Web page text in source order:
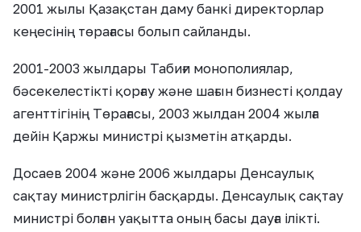
2001 жылы Қазақстан даму банкі директорлар
кеңесінің төрағасы болып сайланды.
2001-2003 жылдары Табиғи монополиялар,
бәсекелестікті қорғау және шағын бизнесті қолдау
агенттігінің Төрағасы, 2003 жылдан 2004 жылға
дейін Қаржы министрі қызметін атқарды.
Досаев 2004 және 2006 жылдары Денсаулық
сақтау министрлігін басқарды. Денсаулық сақтау
министрі болған уақытта оның басы дауға ілікті.